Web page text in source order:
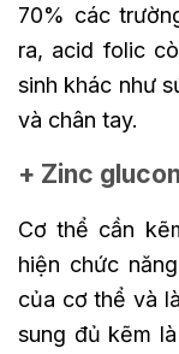
70% các
ra, acid folic
sinh khác như
và chân tay.
+ Zinc
Cơ thể cần
hiện chức
của cơ thể và
sung đủ kẽm